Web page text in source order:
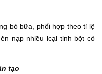
bỏ bữa, phối hợp theo tỉ lệ
nạp nhiều loại tinh bột có
tạo